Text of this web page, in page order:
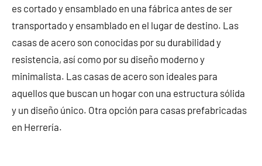
es cortado y ensamblado en una fábrica antes de ser
transportado y ensamblado en el lugar de destino. Las
casas de acero son conocidas por su durabilidad y
resistencia, así como por su diseño moderno y
minimalista. Las casas de acero son ideales para
aquellos que buscan un hogar con una estructura sólida
y un diseño único. Otra opción para casas prefabricadas
en Herrería.